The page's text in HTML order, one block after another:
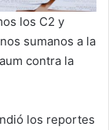
los C2 y
sumanos a la
contra la
los reportes